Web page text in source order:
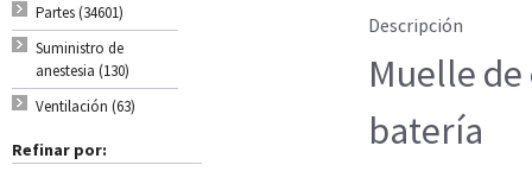
Partes (34601)
Suministro de
anestesia (130)
Ventilación (63)
Refinar por:
Descripción
Muelle
batería